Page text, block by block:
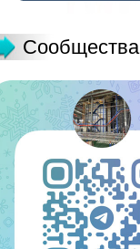
Сообщества